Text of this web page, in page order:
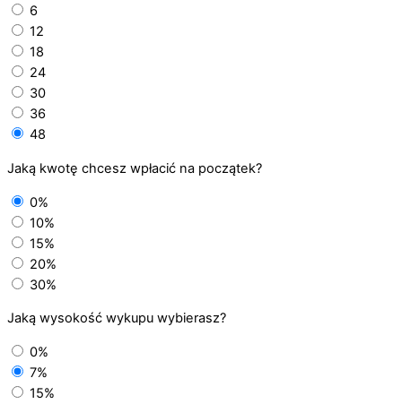
6
12
18
24
30
36
48
Jaką kwotę chcesz wpłacić na początek?
0%
10%
15%
20%
30%
Jaką wysokość wykupu wybierasz?
0%
7%
15%